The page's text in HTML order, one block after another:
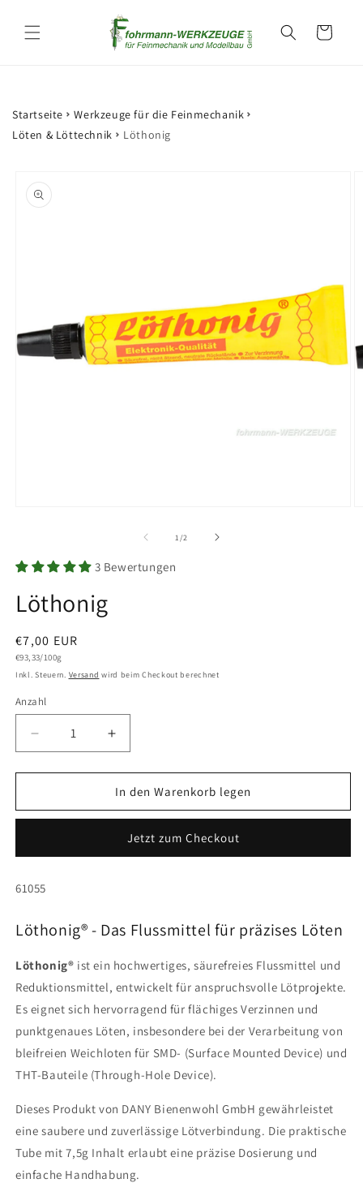
Inhalt
Warenkorb
Startseite
Werkzeuge für die Feinmechanik
Löten & Löttechnik
Löthonig
öffnen
1/von
2
3 Bewertungen
Löthonig
Normaler
Preis
€7,00 EUR
Grundpreis
€93,33/100g
Inkl. Steuern. Versand wird beim Checkout berechnet
Anzahl
Anzahl
Verringere
die
Menge
Löthonig
Erhöhe
die
Menge
für
Löthonig
In den Warenkorb legen
Jetzt zum Checkout
SKU:
61055
Löthonig® - Das Flussmittel für präzises Löten
Löthonig® ist ein hochwertiges, säurefreies Flussmittel und
Reduktionsmittel, entwickelt für anspruchsvolle Lötprojekte.
Es eignet sich hervorragend für flächiges Verzinnen und
punktgenaues Löten, insbesondere bei der Verarbeitung von
bleifreien Weichloten für SMD- (Surface Mounted Device) und
THT-Bauteile (Through-Hole Device).
Dieses Produkt von DANY Bienenwohl GmbH gewährleistet
eine saubere und zuverlässige Lötverbindung. Die praktische
Tube mit 7,5g Inhalt erlaubt eine präzise Dosierung und
einfache Handhabung.